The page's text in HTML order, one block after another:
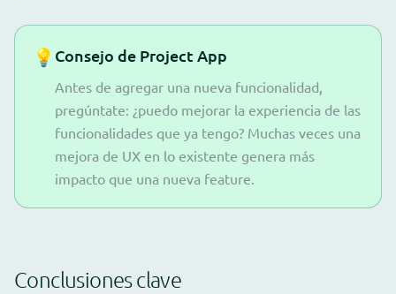
💡 Consejo de Project App
Antes de agregar una nueva funcionalidad,
pregúntate: ¿puedo mejorar la experiencia de las
funcionalidades que ya tengo? Muchas veces una
mejora de UX en lo existente genera más
impacto que una nueva feature.
Conclusiones clave